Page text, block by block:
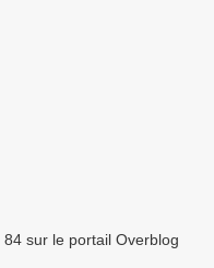
sur le portail Overblog